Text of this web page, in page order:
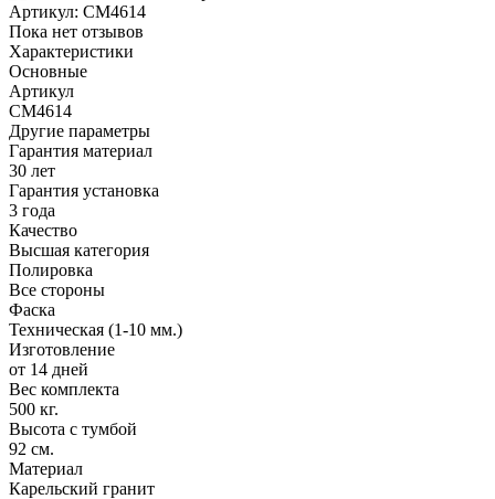
Артикул: CM4614
Пока нет отзывов
Характеристики
Основные
Артикул
CM4614
Другие параметры
Гарантия материал
30 лет
Гарантия установка
3 года
Качество
Высшая категория
Полировка
Все стороны
Фаска
Техническая (1-10 мм.)
Изготовление
от 14 дней
Вес комплекта
500 кг.
Высота с тумбой
92 см.
Материал
Карельский гранит